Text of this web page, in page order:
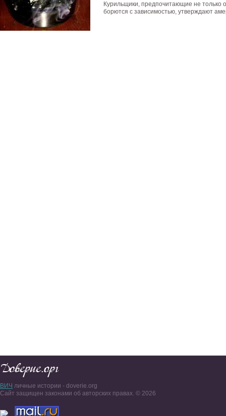
Курильщики, предпочитающие не только
борются с зависимостью, утверждают
ВИЧ личные истории - doverie.org
Сайт защищен законами об авторских правах. © 2026